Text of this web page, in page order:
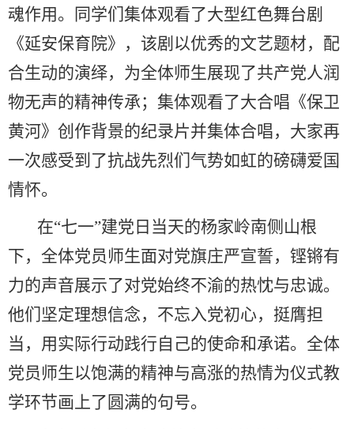
魂作用。同学们集体观看了大型红色舞台剧
《延安保育院》，该剧以优秀的文艺题材，配
合生动的演绎，为全体师生展现了共产党人润
物无声的精神传承；集体观看了大合唱《保卫
黄河》创作背景的纪录片并集体合唱，大家再
一次感受到了抗战先烈们气势如虹的磅礴爱国
情怀。
在“七一”建党日当天的杨家岭南侧山根
下，全体党员师生面对党旗庄严宣誓，铿锵有
力的声音展示了对党始终不渝的热忱与忠诚。
他们坚定理想信念，不忘入党初心，挺膺担
当，用实际行动践行自己的使命和承诺。全体
党员师生以饱满的精神与高涨的热情为仪式教
学环节画上了圆满的句号。